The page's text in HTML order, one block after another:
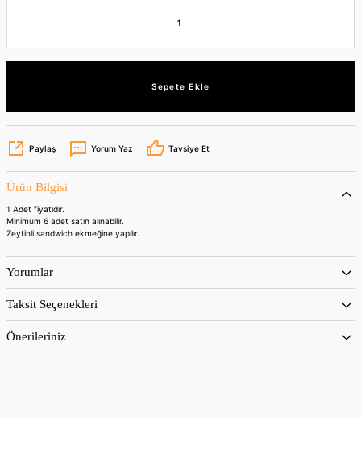
Sepete Ekle
Paylaş Yorum Yaz Tavsiye Et
Ürün Bilgisi
1 Adet fiyatıdır.
Minimum 6 adet satın alınabilir.
Zeytinli sandwich ekmeğine yapılır.
Yorumlar
Taksit Seçenekleri
Önerileriniz